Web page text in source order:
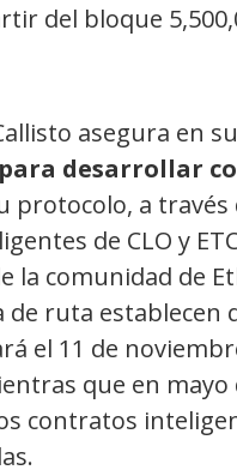
del bloque
asegura en su
para desarrollar
protocolo, a
de CLO y
la comunidad de
de ruta
el 11 de
que en mayo
contratos